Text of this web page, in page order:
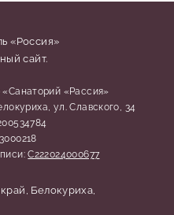
Белокуриха,
«Россия»
сайт.
«Рассия»
ул. Славского, 34
С222024000677